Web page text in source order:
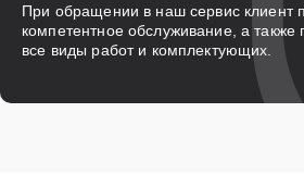
При обращении в наш сервис клиент
компетентное обслуживание, а также
все виды работ и комплектующих.